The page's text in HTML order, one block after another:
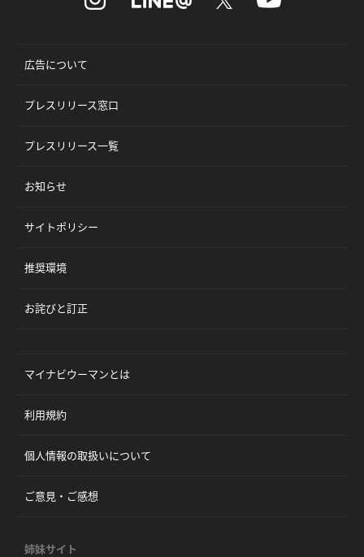
広告について
プレスリリース窓口
プレスリリース一覧
お知らせ
サイトポリシー
推奨環境
お詫びと訂正
マイナビウーマンとは
利用規約
個人情報の取扱いについて
ご意見・ご感想
姉妹サイト